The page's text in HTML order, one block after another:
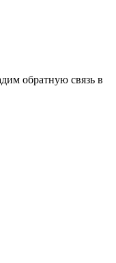
обратную связь в